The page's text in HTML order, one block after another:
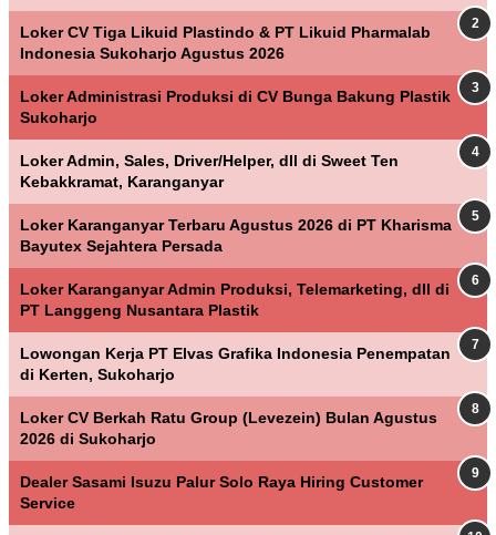
Loker CV Tiga Likuid Plastindo & PT Likuid Pharmalab
Indonesia Sukoharjo Agustus 2026
Loker Administrasi Produksi di CV Bunga Bakung Plastik
Sukoharjo
Loker Admin, Sales, Driver/Helper, dll di Sweet Ten
Kebakkramat, Karanganyar
Loker Karanganyar Terbaru Agustus 2026 di PT Kharisma
Bayutex Sejahtera Persada
Loker Karanganyar Admin Produksi, Telemarketing, dll di
PT Langgeng Nusantara Plastik
Lowongan Kerja PT Elvas Grafika Indonesia Penempatan
di Kerten, Sukoharjo
Loker CV Berkah Ratu Group (Levezein) Bulan Agustus
2026 di Sukoharjo
Dealer Sasami Isuzu Palur Solo Raya Hiring Customer
Service